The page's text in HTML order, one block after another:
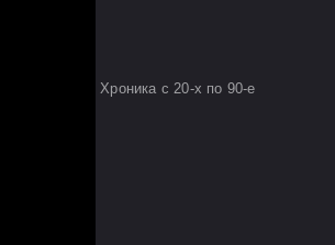
Хроника с 20-х по 90-е